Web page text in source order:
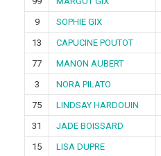
9
SOPHIE GIX
13
CAPUCINE POUTOT
77
MANON AUBERT
3
NORA PILATO
75
LINDSAY HARDOUIN
31
JADE BOISSARD
15
LISA DUPRE